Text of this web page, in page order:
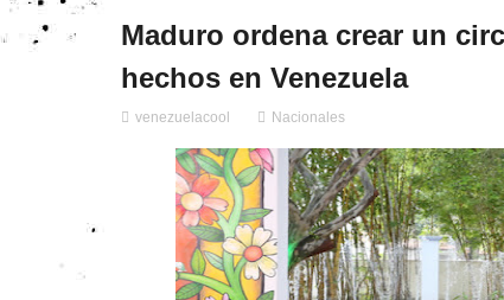
Maduro ordena crear un
hechos en Venezuela
venezuelacool Nacionales